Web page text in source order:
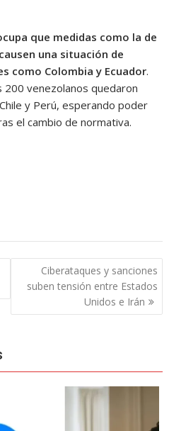
que medidas como la de
una situación de
como Colombia y Ecuador.
200 venezolanos quedaron
y Perú, esperando poder
el cambio de normativa.
Ciberataques y sanciones
suben tensión entre Estados
Unidos e Irán